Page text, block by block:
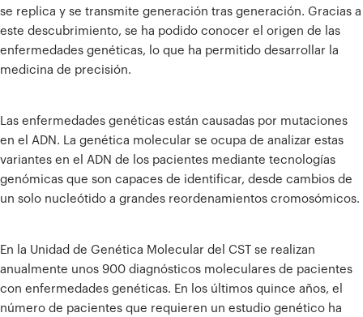
se replica y se transmite generación tras generación. Gracias a
este descubrimiento, se ha podido conocer el origen de las
enfermedades genéticas, lo que ha permitido desarrollar la
medicina de precisión.
Las enfermedades genéticas están causadas por mutaciones
en el ADN. La genética molecular se ocupa de analizar estas
variantes en el ADN de los pacientes mediante tecnologías
genómicas que son capaces de identificar, desde cambios de
un solo nucleótido a grandes reordenamientos cromosómicos.
En la Unidad de Genética Molecular del CST se realizan
anualmente unos 900 diagnósticos moleculares de pacientes
con enfermedades genéticas. En los últimos quince años, el
número de pacientes que requieren un estudio genético ha